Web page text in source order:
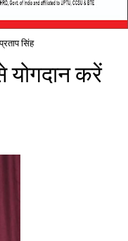
सिंह
योगदान करें